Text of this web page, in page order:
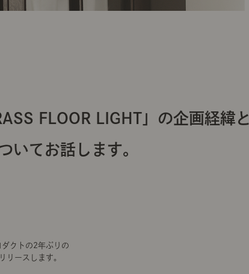
FLOOR LIGHT」の企画経緯と
いてお話します。
クトの2年ぶりの
リースします。